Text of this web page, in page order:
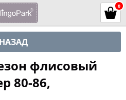
0
флисовый
80-86,